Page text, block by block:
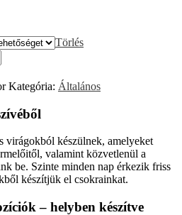
Törlés
Kategória: Általános
virágokból készülnek, amelyeket
valamint közvetlenül a
be. Szinte minden nap érkezik friss
készítjük el csokrainkat.
– helyben készítve